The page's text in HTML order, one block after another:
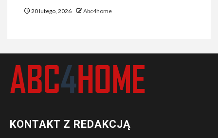
20 lutego, 2026 Abc4home
KONTAKT Z REDAKCJĄ